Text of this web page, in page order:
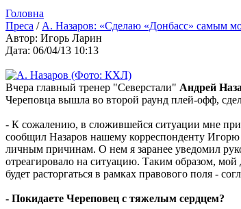
Головна
Преса / А. Назаров: «Сделаю «Донбасс» самым
Автор: Игорь Ларин
Дата: 06/04/13 10:13
Вчера главный тренер "Северстали" Андрей
Череповца вышла во второй раунд плей-офф,
- К сожалению, в сложившейся ситуации мне
сообщил Назаров нашему корреспонденту
личным причинам. О нем я заранее уведомил
отреагировало на ситуацию. Таким образом,
будет расторгаться в рамках правового поля -
- Покидаете Череповец с тяжелым сердцем?